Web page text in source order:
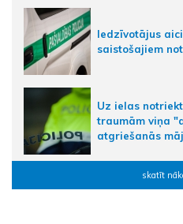
Iedzīvotājus
saistošajiem
Uz ielas
traumām viņa
atgriešanās
skatīt